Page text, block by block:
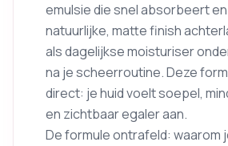
emulsie die snel absorbeert
natuurlijke, matte finish
als dagelijkse moisturiser
na je scheerroutine. Deze
direct: je huid voelt soepel,
en zichtbaar egaler aan.
De formule ontrafeld: waarom